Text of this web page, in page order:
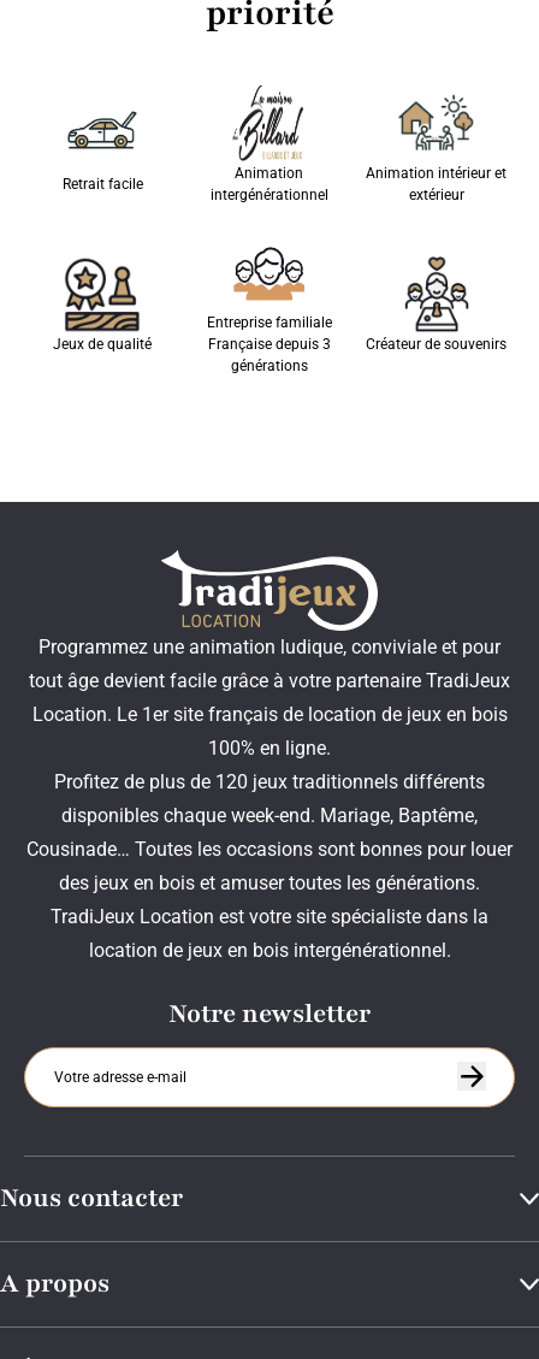
priorité
Retrait facile
Animation
intergénérationnel
Animation intérieur et
extérieur
Jeux de qualité
Entreprise familiale
Française depuis 3
générations
Créateur de souvenirs
Programmez une animation ludique, conviviale et pour
tout âge devient facile grâce à votre partenaire TradiJeux
Location. Le 1er site français de location de jeux en bois
100% en ligne.
Profitez de plus de 120 jeux traditionnels différents
disponibles chaque week-end. Mariage, Baptême,
Cousinade… Toutes les occasions sont bonnes pour louer
des jeux en bois et amuser toutes les générations.
TradiJeux Location est votre site spécialiste dans la
location de jeux en bois intergénérationnel.
Notre newsletter
Nous contacter
A propos